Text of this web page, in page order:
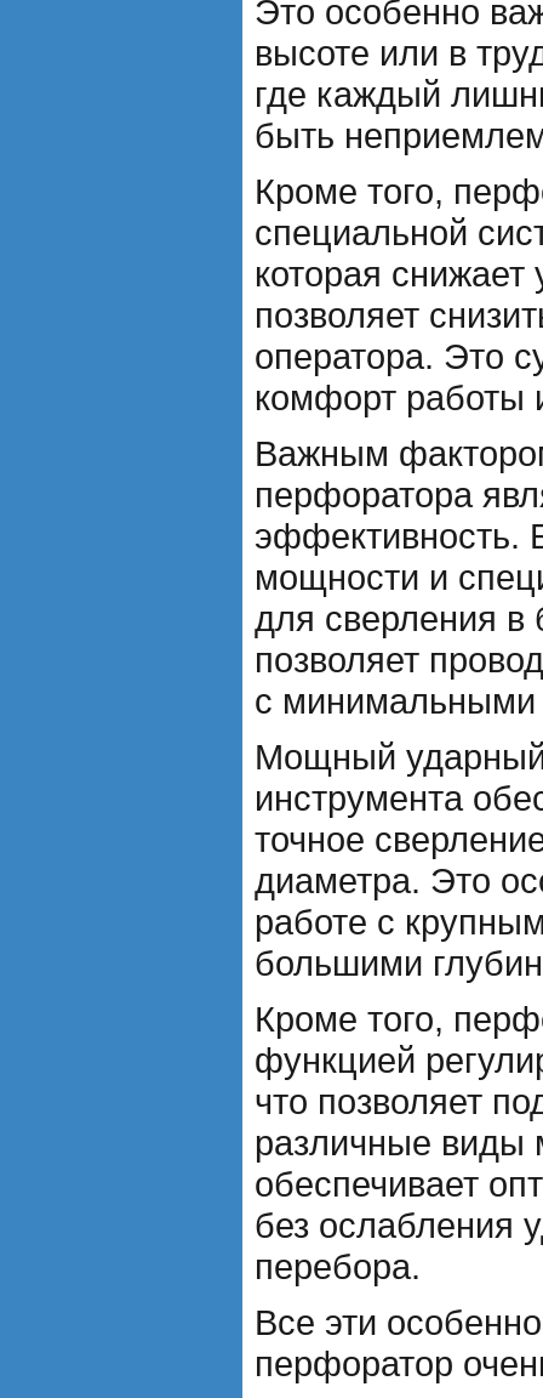
Это особенно
высоте или в
где каждый
быть
Кроме того,
специальной
которая
позволяет
оператора. Это
комфорт работы
Важным
перфоратора
эффективность.
мощности и
для сверления в
позволяет
с минимальными
Мощный
инструмента
точное
диаметра. Это
работе с
большими
Кроме того,
функцией
что позволяет
различные виды
обеспечивает
без ослабления
перебора.
Все эти
перфоратор